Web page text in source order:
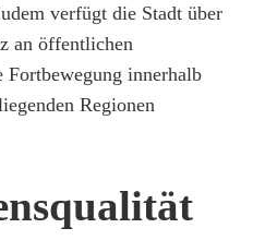
verfügt die Stadt über
an öffentlichen
Fortbewegung innerhalb
Regionen